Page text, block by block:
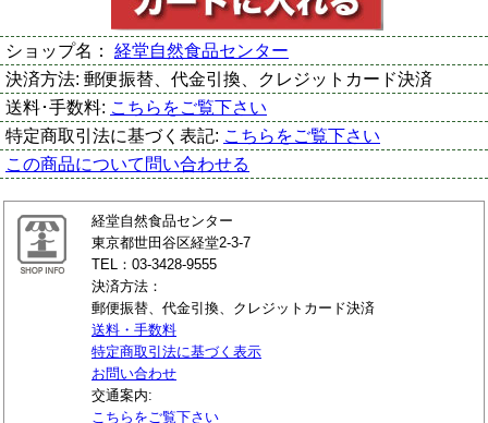
ショップ名： 経堂自然食品センター
決済方法: 郵便振替、代金引換、クレジットカード決済
送料･手数料: こちらをご覧下さい
特定商取引法に基づく表記: こちらをご覧下さい
この商品について問い合わせる
経堂自然食品センター
東京都世田谷区経堂2-3-7
TEL：03-3428-9555
決済方法：
郵便振替、代金引換、クレジットカード決済
送料・手数料
特定商取引法に基づく表示
お問い合わせ
交通案内:
こちらをご覧下さい